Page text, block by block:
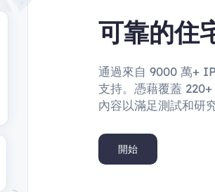
可靠的住
通過來自 9000 萬+
支持。憑藉覆蓋
內容以滿足測試和研
開始